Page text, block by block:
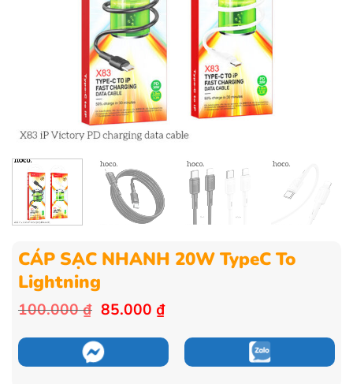
CÁP SẠC NHANH 20W TypeC To
Lightning
100.000₫ Giá
là:
100.000 ₫.
85.000 ₫Giá
tại
85.000 ₫.